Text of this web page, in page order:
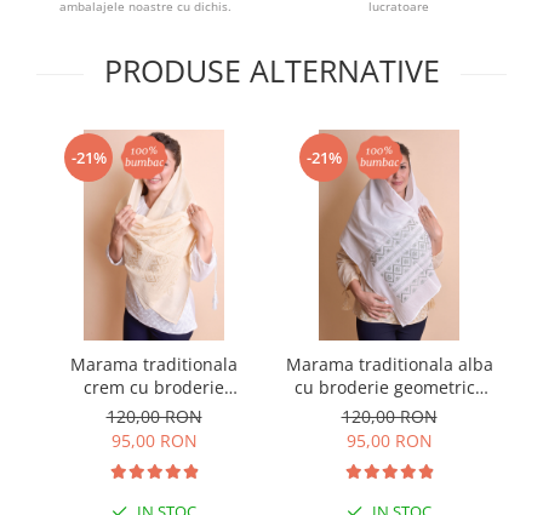
ambalajele noastre cu dichis.
lucratoare
PRODUSE ALTERNATIVE
-21%
Marama traditionala
crem cu broderie
geometrica aurie Emilia
120,00 RON
95,00 RON
-21%
Marama traditionala alba
cu broderie geometrica
argintie Amalia
120,00 RON
95,00 RON